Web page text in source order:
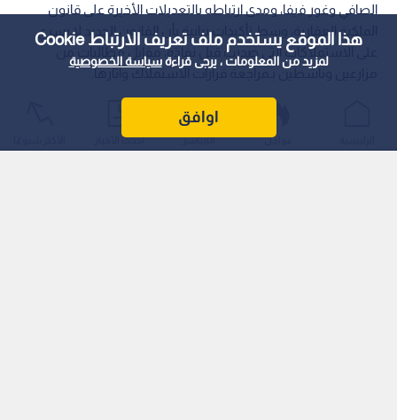
هذا الموقع يستخدم ملف تعريف الارتباط Cookie
لمزيد من المعلومات ، يرجى قراءةسياسة الخصوصية
اوافق
الصافي وغور فيفا، ومدى ارتباطه بالتعديلات الأخيرة على قانون
الملكية العقارية، وسط تأكيدات نيابية بأن القانون الجديد لا يسري
على الاستملاكات التي صدرت قبل نفاذه، مقابل مطالبات من
مزارعين وناشطين بـمراجعة قرارات الاستملاك وآثارها.
عواجل المباشر أحدث الأخبار